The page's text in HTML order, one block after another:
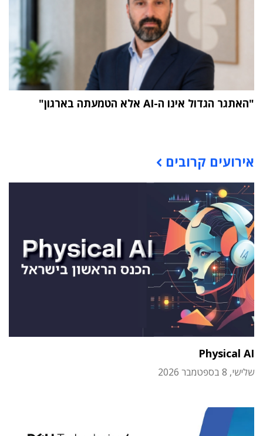
"האתגר הגדול אינו ה-AI אלא הטמעתה בארגון"
אירועים קרובים
Physical AI
שלישי, 8 בספטמבר 2026